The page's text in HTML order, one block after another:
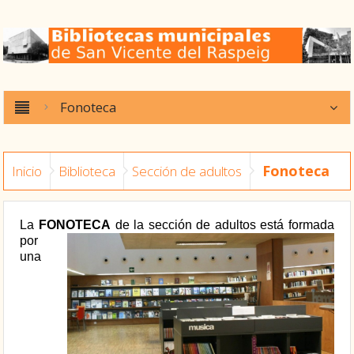
Fonoteca
Inicio Biblioteca Sección de adultos Fonoteca
La FONOTECA de la sección de adultosestá formada
por
una